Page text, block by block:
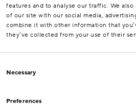
features and to analyse our traffic. We
of our site with our social media,
combine it with other information that
they’ve collected from your use of their
Selection
Necessary
Preferences